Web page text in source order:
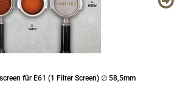
für E61 (1 Filter Screen) ∅ 58,5mm